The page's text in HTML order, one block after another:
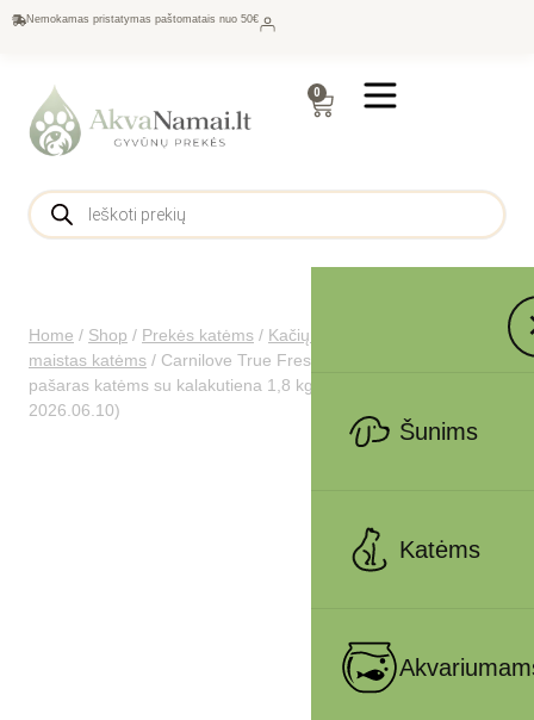
Nemokamas pristatymas paštomatais nuo 50€
0
Šunims
Katėms
Home / Shop / Prekės katėms / Kačių maistas
maistas katėms / Carnilove True Fresh Cat Turkey sausas
pašaras katėms su kalakutiena 1,8 kg (galiojimas iki
2026.06.10)